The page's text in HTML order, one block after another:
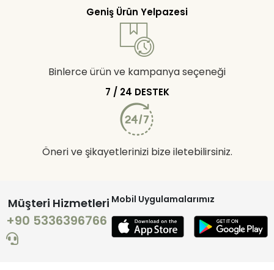
Geniş Ürün Yelpazesi
Binlerce ürün ve kampanya seçeneği
7 / 24 DESTEK
Öneri ve şikayetlerinizi bize iletebilirsiniz.
Müşteri Hizmetleri
+90 5336396766
Mobil Uygulamalarımız